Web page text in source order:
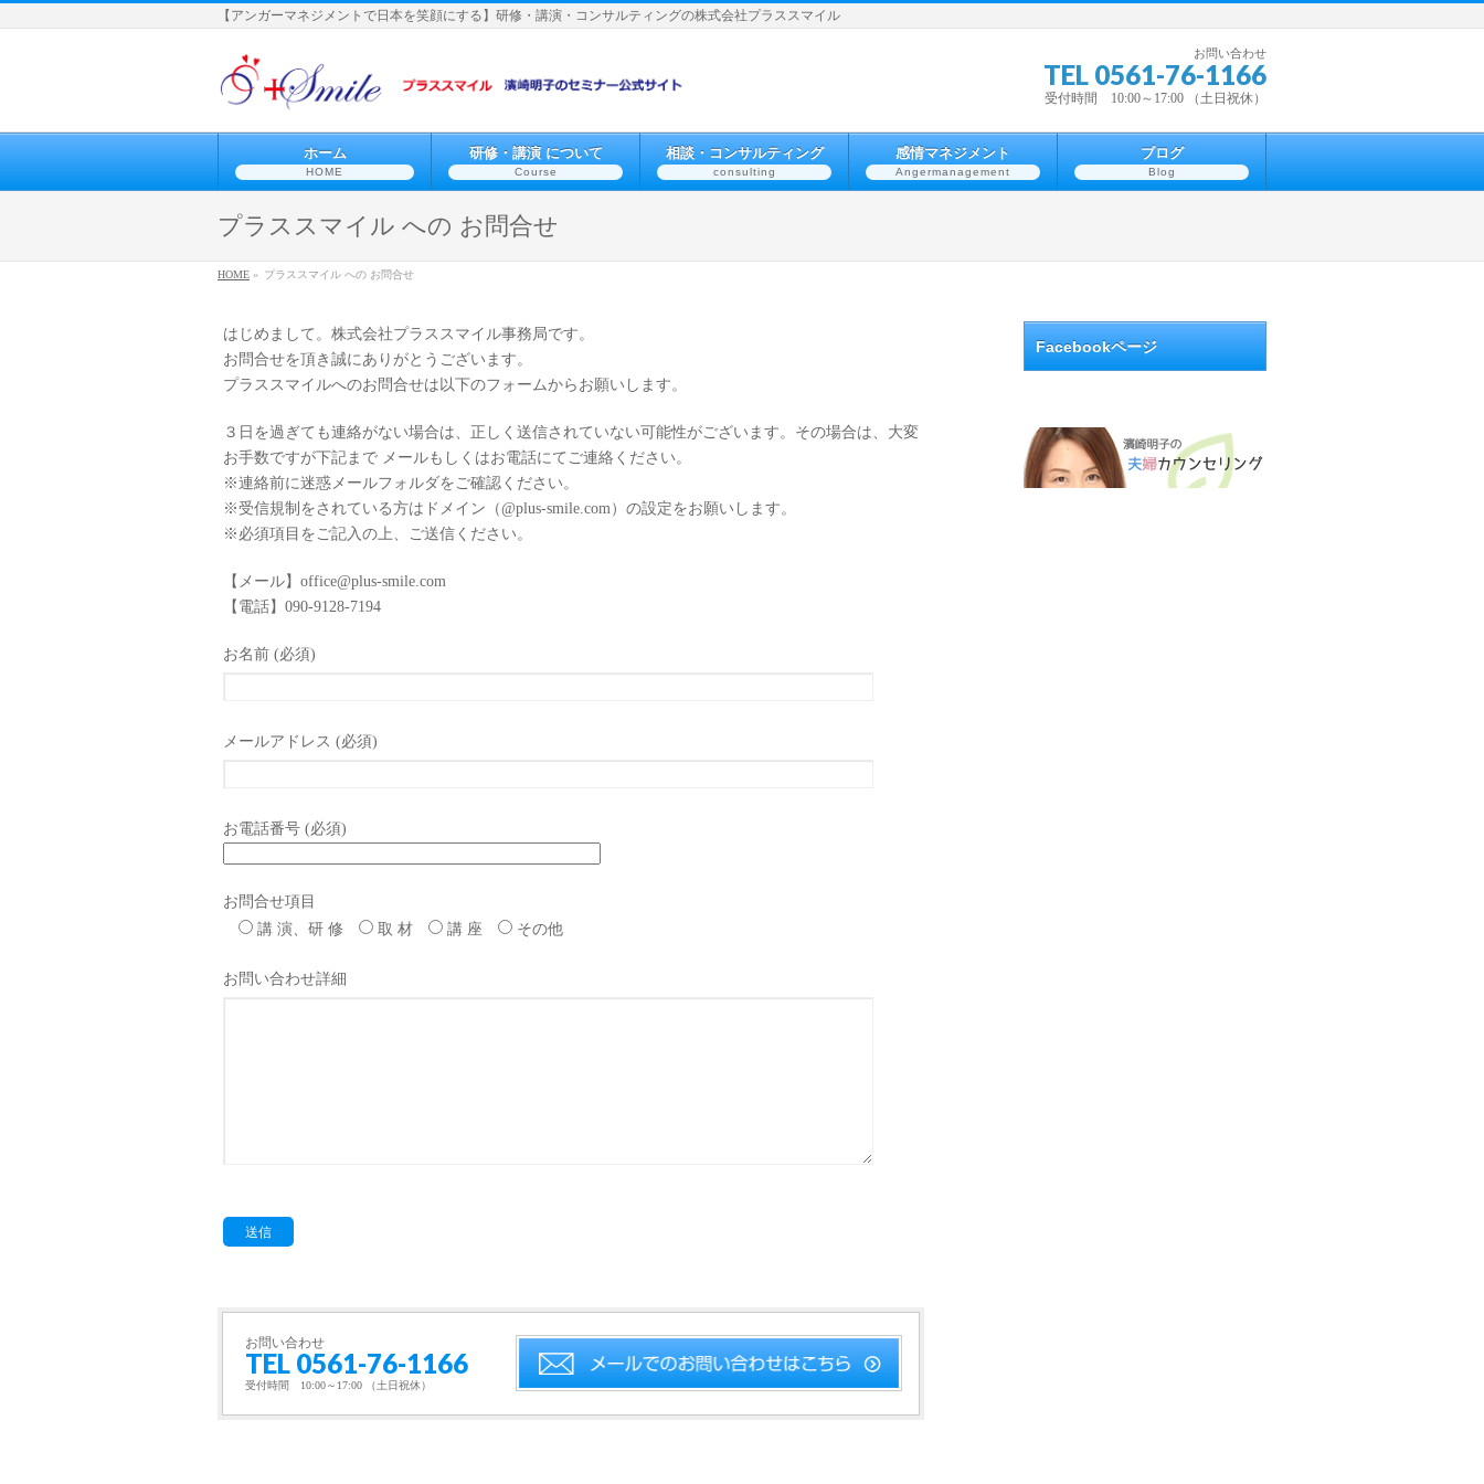
【アンガーマネジメントで日本を笑顔にする】研修・講演・コンサルティングの株式会社プラススマイル
お問い合わせ
TEL 0561-76-1166
受付時間 10:00～17:00 （土日祝休）
ホーム
HOME
研修・講演 について
Course
相談・コンサルティング
consulting
感情マネジメント
Angermanagement
ブログ
Blog
プラススマイル への お問合せ
HOME » プラススマイル への お問合せ
はじめまして。株式会社プラススマイル事務局です。
お問合せを頂き誠にありがとうございます。
プラススマイルへのお問合せは以下のフォームからお願いします。
３日を過ぎても連絡がない場合は、正しく送信されていない可能性がございます。その場合は、大変
お手数ですが下記まで メールもしくはお電話にてご連絡ください。
※連絡前に迷惑メールフォルダをご確認ください。
※受信規制をされている方はドメイン（@plus-smile.com）の設定をお願いします。
※必須項目をご記入の上、ご送信ください。
【メール】office@plus-smile.com
【電話】090-9128-7194
お名前 (必須)
メールアドレス (必須)
お電話番号 (必須)
お問合せ項目
講 演、研 修
取 材 講 座 その他
お問い合わせ詳細
お問い合わせ
TEL 0561-76-1166
受付時間 10:00～17:00 （土日祝休）
Facebookページ